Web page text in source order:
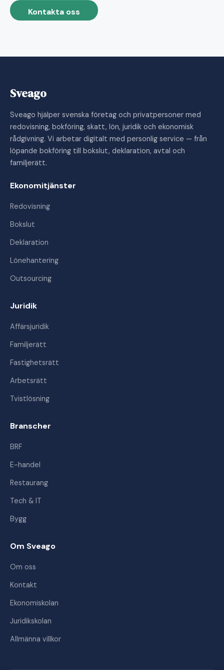
Kontakta oss
Sveago
Sveago hjälper svenska företag och privatpersoner med
redovisning, bokföring, skatt, lön, juridik och ekonomisk
rådgivning. Vi arbetar digitalt med personlig service — från
löpande bokföring till bokslut, deklaration, avtal och
familjerätt.
Ekonomitjänster
Redovisning
Bokslut
Deklaration
Lönehantering
Outsourcing
Juridik
Affärsjuridik
Familjerätt
Fastighetsrätt
Arbetsrätt
Tvistlösning
Branscher
BRF
E-handel
Restaurang
Tech & IT
Bygg
Om Sveago
Om oss
Kontakt
Ekonomiskolan
Juridikskolan
Allmänna villkor